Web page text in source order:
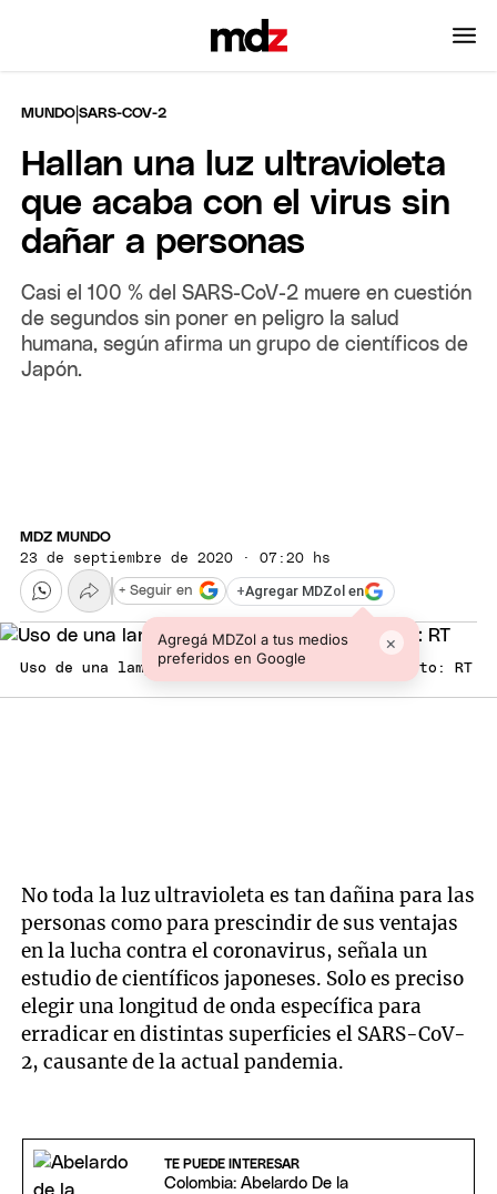
MUNDO |SARS-COV-2
Hallan una luz ultravioleta
que acaba con el virus sin
dañar a personas
Casi el 100 % del SARS-CoV-2 muere en cuestión
de segundos sin poner en peligro la salud
humana, según afirma un grupo de científicos de
Japón.
MDZ MUNDO
23 de septiembre de 2020 · 07:20 hs
+Agregar MDZol en
Agregá MDZol a tus medios
preferidos en Google
×
+ Seguir en
Uso de una lamparilla de luz ultravioleta. Foto: RT
No toda la luz ultravioleta es tan dañina para las
personas como para prescindir de sus ventajas
en la lucha contra el coronavirus, señala un
estudio de científicos japoneses. Solo es preciso
elegir una longitud de onda específica para
erradicar en distintas superficies el SARS-CoV-
2, causante de la actual pandemia.
TE PUEDE INTERESAR
Colombia: Abelardo De la